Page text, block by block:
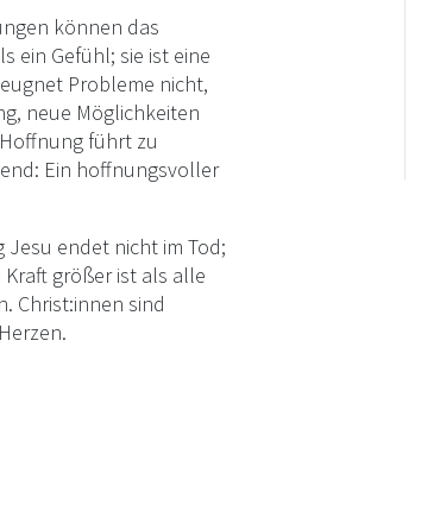
können das
ein Gefühl; sie ist eine
Probleme nicht,
neue Möglichkeiten
führt zu
Ein hoffnungsvoller
endet nicht im Tod;
größer ist als alle
Christ:innen sind